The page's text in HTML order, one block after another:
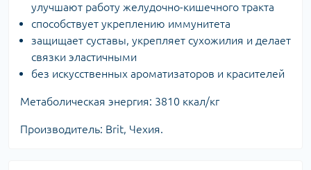
улучшают работу желудочно-кишечного тракта
способствует укреплению иммунитета
защищает суставы, укрепляет сухожилия и делает
связки эластичными
без искусственных ароматизаторов и красителей
Метаболическая энергия: 3810 ккал/кг
Производитель: Brit, Чехия.